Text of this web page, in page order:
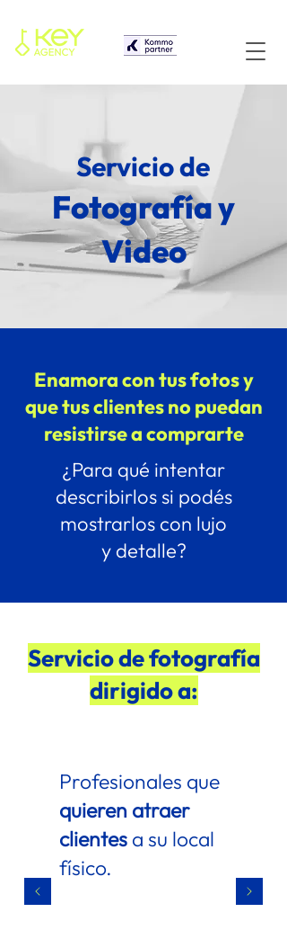
Servicio de
Fotografía y
Video
Enamora con tus fotos y
que tus clientes no puedan
resistirse a comprarte
¿Para qué intentar
describirlos si podés
mostrarlos con lujo
y detalle?
Servicio de fotografía
dirigido a:
Profesionales que
quieren atraer
clientes a su local
físico.